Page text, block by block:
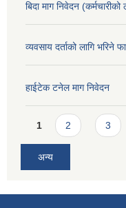
बिदा माग निवेदन (कर्मचारीको
व्यवसाय दर्ताको लागि भरिने
हाईटेक टनेल माग निवेदन
Pages
1 2 3
अन्य